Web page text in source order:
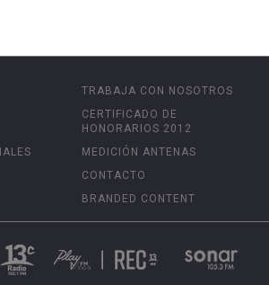
TRABAJA CON NOSOTROS
CERTIFICADO DE
HONORARIOS 2012
MEDICIÓN ANTENAS
CONTACTO
BRANDED CONTENT